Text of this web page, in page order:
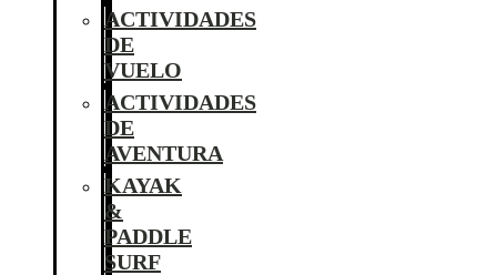
ACTIVIDADES
DE
VUELO
ACTIVIDADES
DE
AVENTURA
KAYAK
&
PADDLE
SURF